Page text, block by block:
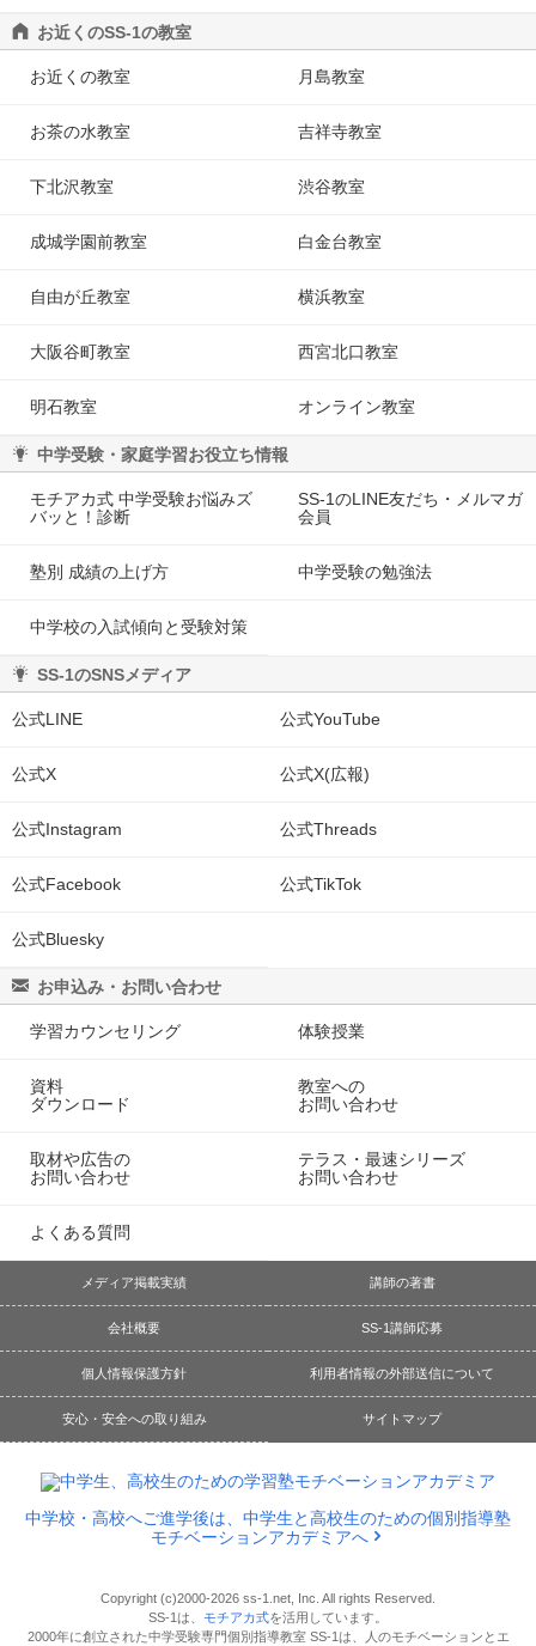
お近くのSS-1の教室
お近くの教室 月島教室
お茶の水教室 吉祥寺教室
下北沢教室 渋谷教室
成城学園前教室 白金台教室
自由が丘教室 横浜教室
大阪谷町教室 西宮北口教室
明石教室 オンライン教室
中学受験・家庭学習お役立ち情報
モチアカ式 中学受験お悩みズ
バッと！診断
SS-1のLINE友だち・メルマガ
会員
塾別 成績の上げ方 中学受験の勉強法
中学校の入試傾向と受験対策
SS-1のSNSメディア
公式LINE 公式YouTube
公式X 公式X(広報)
公式Instagram 公式Threads
公式Facebook 公式TikTok
公式Bluesky
お申込み・お問い合わせ
学習カウンセリング 体験授業
資料
ダウンロード
教室への
お問い合わせ
取材や広告の
お問い合わせ
テラス・最速シリーズ
お問い合わせ
よくある質問
メディア掲載実績 講師の著書
会社概要 SS-1講師応募
個人情報保護方針 利用者情報の外部送信について
安心・安全への取り組み サイトマップ
中学校・高校へご進学後は、中学生と高校生のための個別指導塾
モチベーションアカデミアへ
Copyright (c)2000-2026 ss-1.net, Inc. All rights Reserved.
SS-1は、 モチアカ式を活用しています。
2000年に創立された中学受験専門個別指導教室 SS-1は、人のモチベーションとエ